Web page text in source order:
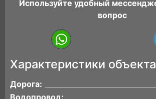
Используйте удобный
вопрос
Характеристики объекта
Дорога:
Водопровод: